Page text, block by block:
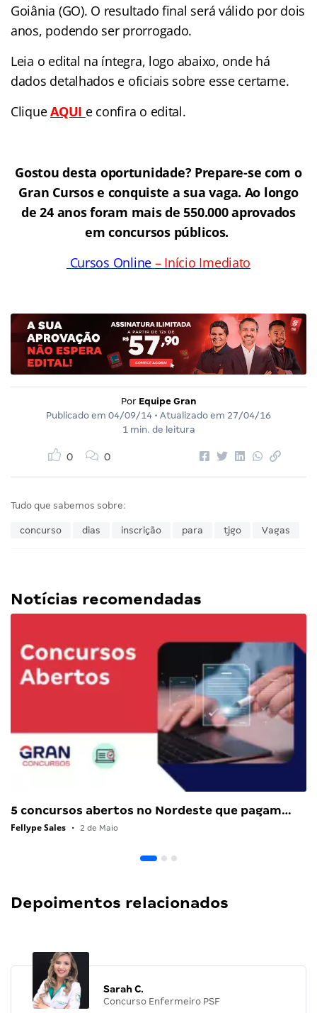
Goiânia (GO). O resultado final será válido por dois
anos, podendo ser prorrogado.
Leia o edital na íntegra, logo abaixo, onde há
dados detalhados e oficiais sobre esse certame.
CliqueAQUI e confira o edital.
Gostou desta oportunidade? Prepare-se com o
Gran Cursos e conquiste a sua vaga. Ao longo
de 24 anos foram mais de 550.000 aprovados
em concursos públicos.
Cursos Online – Início Imediato
Por Equipe Gran
Publicado em 04/09/14 • Atualizado em 27/04/16
1 min. de leitura
0 0
Tudo que sabemos sobre:
concurso dias inscrição para tjgo Vagas
Notícias recomendadas
5 concursos abertos no Nordeste que pagam…
Fellype Sales • 2 de Maio
Depoimentos relacionados
Sarah C.
Concurso Enfermeiro PSF